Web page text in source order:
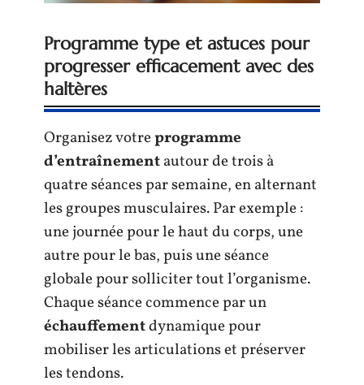
Programme type et astuces pour
progresser efficacement avec des
haltères
Organisez votreprogramme
d’entraînementautour de trois à
quatre séances par semaine, en alternant
les groupes musculaires. Par exemple :
une journée pour le haut du corps, une
autre pour le bas, puis une séance
globale pour solliciter tout l’organisme.
Chaque séance commence par un
échauffementdynamique pour
mobiliser les articulations et préserver
les tendons.